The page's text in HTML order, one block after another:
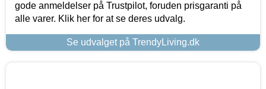
gode anmeldelser på Trustpilot, foruden prisgaranti på
alle varer. Klik her for at se deres udvalg.
Se udvalget på TrendyLiving.dk